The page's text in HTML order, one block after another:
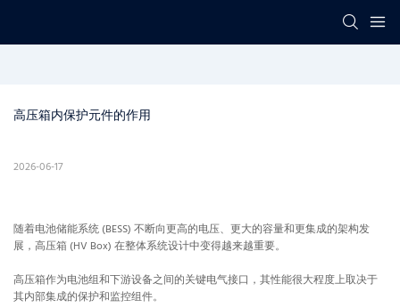
高压箱内保护元件的作用
2026-06-17
随着电池储能系统 (BESS) 不断向更高的电压、更大的容量和更集成的架构发
展，高压箱 (HV Box) 在整体系统设计中变得越来越重要。
高压箱作为电池组和下游设备之间的关键电气接口，其性能很大程度上取决于
其内部集成的保护和监控组件。